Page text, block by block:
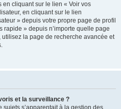
en cliquant sur le lien « Voir vos
en cliquant sur le lien
» depuis votre propre page de profil
» depuis n’importe quelle page
la page de recherche avancée et
et la surveillance ?
s’apparentait à la gestion des